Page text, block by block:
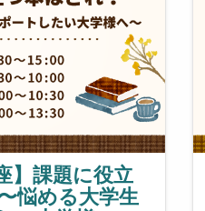
】課題に役立
悩める大学生